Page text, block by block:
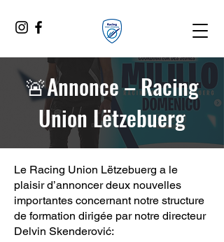
🚨Annonce – Racing
Union Lëtzebuerg
Le Racing Union Lëtzebuerg a le
plaisir d’annoncer deux nouvelles
importantes concernant notre structure
de formation dirigée par notre directeur
Delvin Skenderović: